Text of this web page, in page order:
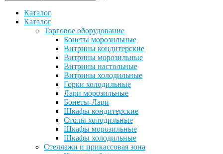
Каталог
Каталог
Торговое оборудование
Бонеты морозильные
Витрины кондитерские
Витрины морозильные
Витрины настольные
Витрины холодильные
Горки холодильные
Лари морозильные
Бонеты-Лари
Шкафы кондитерские
Столы холодильные
Шкафы морозильные
Шкафы холодильные
Стеллажи и прикассовая зона